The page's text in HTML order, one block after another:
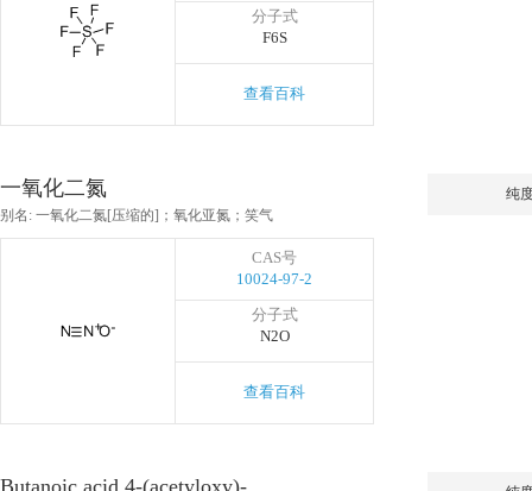
分子式
F6S
查看百科
一氧化二氮
别名: 一氧化二氮[压缩的]；氧化亚氮；笑气
CAS号
10024-97-2
分子式
N2O
查看百科
纯
Butanoic acid,4-(acetyloxy)-